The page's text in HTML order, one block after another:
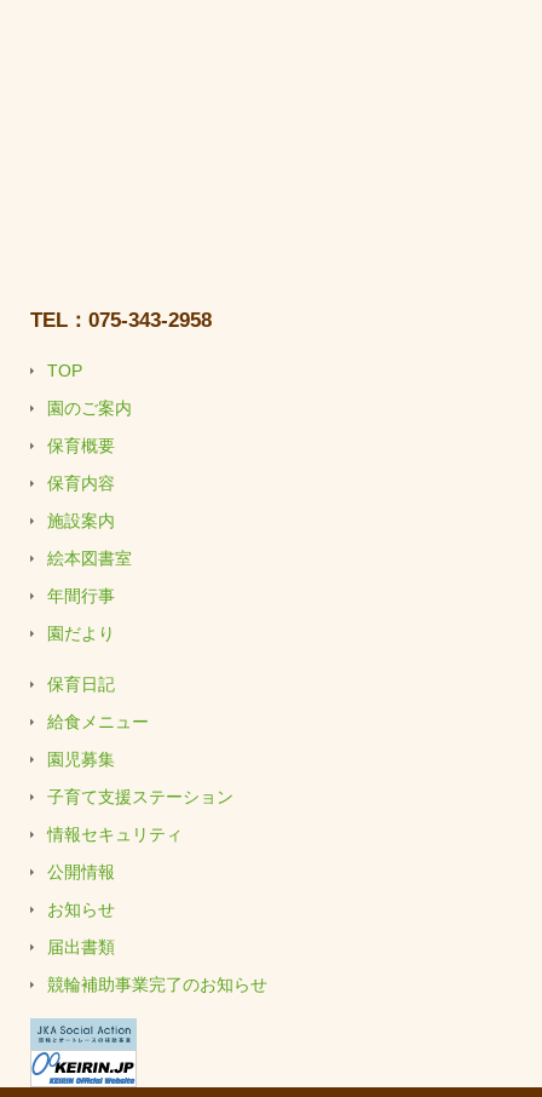
TEL：075-343-2958
TOP
園のご案内
保育概要
保育内容
施設案内
絵本図書室
年間行事
園だより
保育日記
給食メニュー
園児募集
子育て支援ステーション
情報セキュリティ
公開情報
お知らせ
届出書類
競輪補助事業完了のお知らせ